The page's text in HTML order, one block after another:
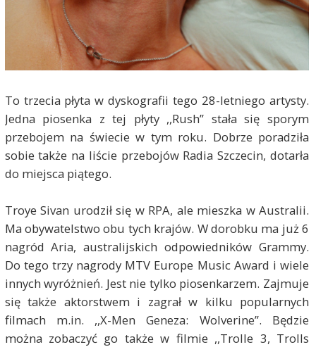
To trzecia płyta w dyskografii tego 28-letniego artysty.
Jedna piosenka z tej płyty ,,Rush” stała się sporym
przebojem na świecie w tym roku. Dobrze poradziła
sobie także na liście przebojów Radia Szczecin, dotarła
do miejsca piątego.
Troye Sivan urodził się w RPA, ale mieszka w Australii.
Ma obywatelstwo obu tych krajów. W dorobku ma już 6
nagród Aria, australijskich odpowiedników Grammy.
Do tego trzy nagrody MTV Europe Music Award i wiele
innych wyróżnień. Jest nie tylko piosenkarzem. Zajmuje
się także aktorstwem i zagrał w kilku popularnych
filmach m.in. ,,X-Men Geneza: Wolverine”. Będzie
można zobaczyć go także w filmie ,,Trolle 3, Trolls